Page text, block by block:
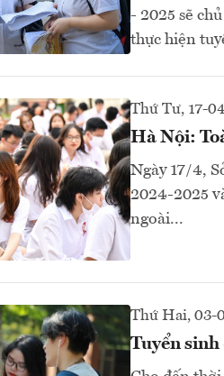
- 2025 sẽ
thực hiện
Thứ Tư, 17-
Hà Nội:
Ngày 17/4,
2024-2025
ngoài...
Thứ Hai, 03-
Tuyển